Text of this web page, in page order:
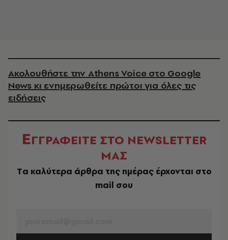
Ακολουθήστε την Athens Voice στο Google
News κι ενημερωθείτε πρώτοι για όλες τις
ειδήσεις
ΕΓΓΡΑΦΕΙΤΕ ΣΤΟ NEWSLETTER
ΜΑΣ
Tα καλύτερα άρθρα της ημέρας έρχονται στο
mail σου